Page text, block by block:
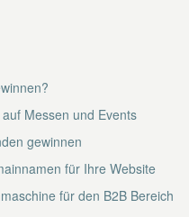
Messen und Events
gewinnen
für Ihre Website
für den B2B Bereich